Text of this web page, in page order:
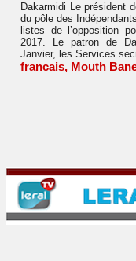
Dakarmidi Le président
du pôle des
listes de l’opposition
2017. Le patron de
Janvier, les Services
francais, Mouth